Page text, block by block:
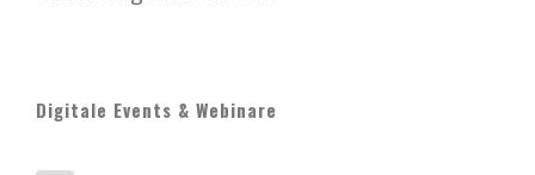
Digitale Events & Webinare